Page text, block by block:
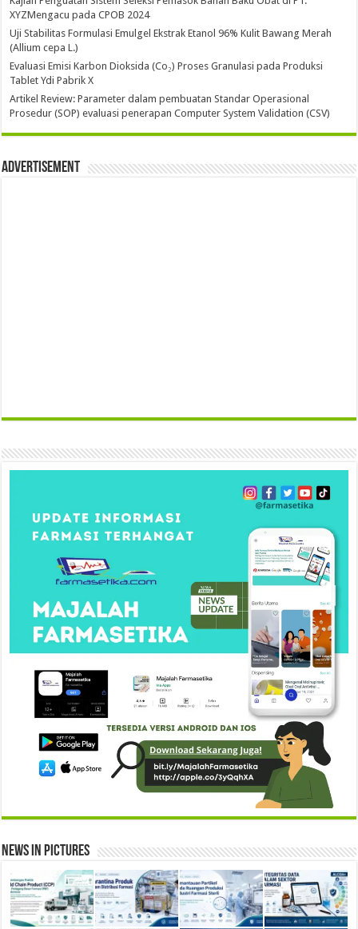
XYZMengacu pada CPOB 2024
Uji Stabilitas Formulasi Emulgel Ekstrak Etanol 96% Kulit Bawang Merah
(Allium cepa L.)
Evaluasi Emisi Karbon Dioksida (Co₂) Proses Granulasi pada Produksi
Tablet Ydi Pabrik X
Artikel Review: Parameter dalam pembuatan Standar Operasional
Prosedur (SOP) evaluasi penerapan Computer System Validation (CSV)
Advertisement
News in Pictures